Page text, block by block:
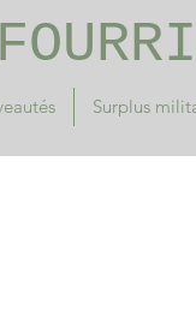
Surplus